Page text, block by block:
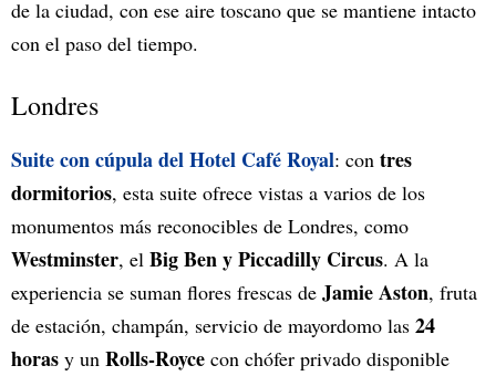
de la ciudad, con ese aire toscano que se mantiene intacto
con el paso del tiempo.
Londres
Suite con cúpula del Hotel Café Royal: con tres
dormitorios, esta suite ofrece vistas a varios de los
monumentos más reconocibles de Londres, como
Westminster, el Big Ben y Piccadilly Circus. A la
experiencia se suman flores frescas de Jamie Aston, fruta
de estación, champán, servicio de mayordomo las 24
horas y un Rolls-Royce con chófer privado disponible